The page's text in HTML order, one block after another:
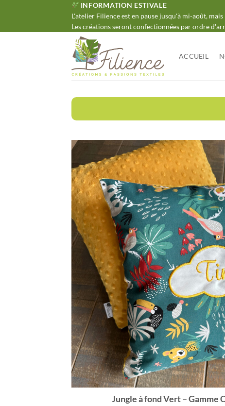
contenu
INFORMATION ESTIVALE
L'atelier Filience est en pause jusqu'à mi-août,
Les créations seront confectionnées par ordre
ACCUEIL
Jungle à fond Vert – Gamme